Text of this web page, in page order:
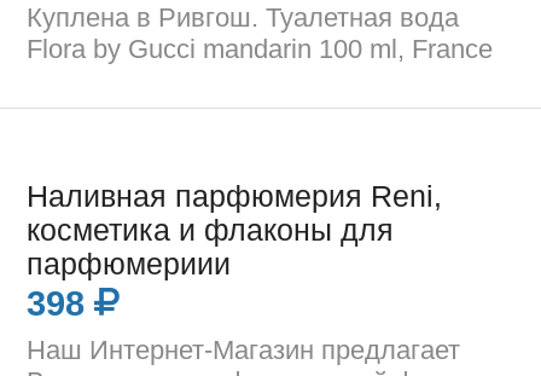
Куплена в Ривгош. Туалетная вода
Flora by Gucci mandarin 100 ml, France
Наливная парфюмерия Reni,
косметика и флаконы для
парфюмериии
398
Наш Интернет-Магазин предлагает